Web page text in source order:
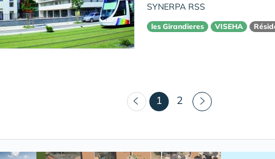
SYNERPA RSS
les Girandieres VISEHA
1 (courant)
2